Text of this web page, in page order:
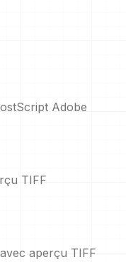
Adobe
TIFF
aperçu TIFF